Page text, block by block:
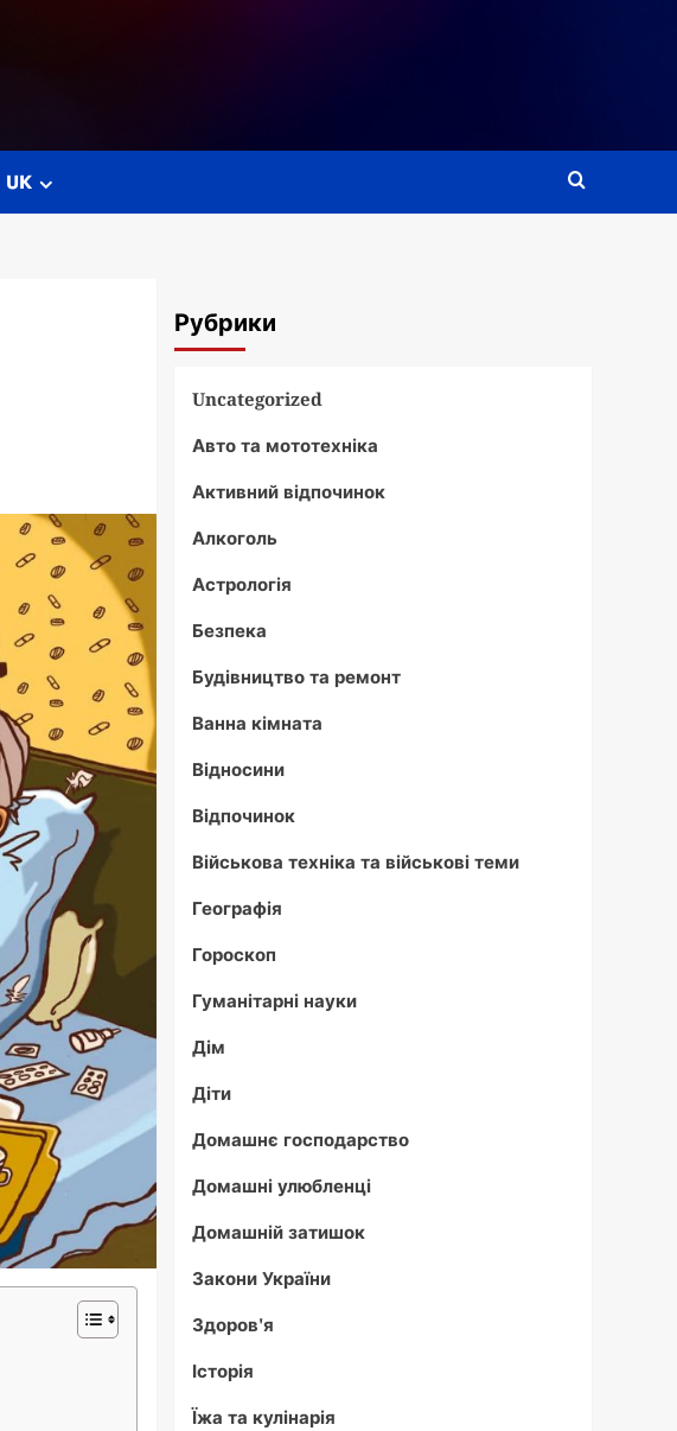
UK
Рубрики
Uncategorized
Авто та мототехніка
Активний відпочинок
Алкоголь
Астрологія
Безпека
Будівництво та ремонт
Ванна кімната
Відносини
Відпочинок
Військова техніка та військові теми
Географія
Гороскоп
Гуманітарні науки
Дім
Діти
Домашнє господарство
Домашні улюбленці
Домашній затишок
Закони України
Здоров'я
Історія
Їжа та кулінарія